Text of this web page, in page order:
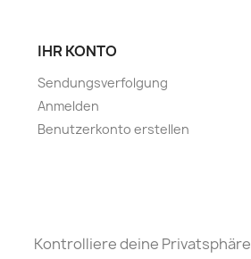
IHR KONTO
Sendungsverfolgung
Anmelden
Benutzerkonto erstellen
Kontrolliere deine Privatsphäre